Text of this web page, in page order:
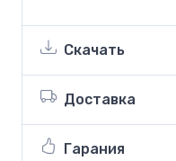
Скачать
Доставка
Гарания